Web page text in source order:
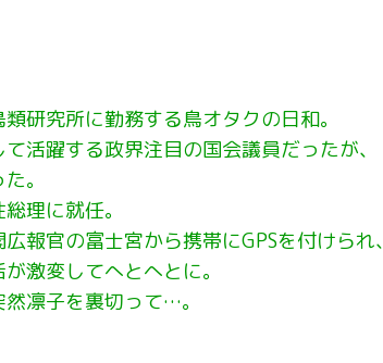
研究所に勤務する鳥オタクの日和。
活躍する政界注目の国会議員だったが、
。
理に就任。
報官の富士宮から携帯にGPSを付けられ、
激変してへとへとに。
凛子を裏切って…。